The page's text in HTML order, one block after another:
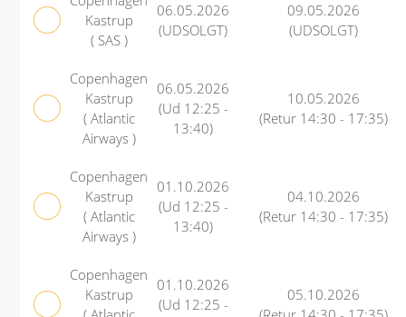
Kastrup
( SAS )
06.05.2026
(UDSOLGT)
09.05.2026
(UDSOLGT)
Copenhagen
Kastrup
( Atlantic
Airways )
06.05.2026
(Ud 12:25 -
13:40)
10.05.2026
(Retur 14:30 - 17:35)
Copenhagen
Kastrup
( Atlantic
Airways )
01.10.2026
(Ud 12:25 -
13:40)
04.10.2026
(Retur 14:30 - 17:35)
Copenhagen
Kastrup
01.10.2026
(Ud 12:25 -
05.10.2026